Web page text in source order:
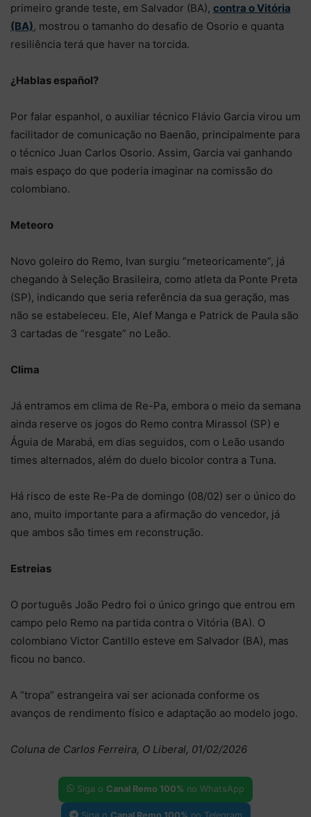
primeiro grande teste, em Salvador (BA), contra o Vitória
(BA), mostrou o tamanho do desafio de Osorio e quanta
resiliência terá que haver na torcida.
¿Hablas español?
Por falar espanhol, o auxiliar técnico Flávio Garcia virou um
facilitador de comunicação no Baenão, principalmente para
o técnico Juan Carlos Osorio. Assim, Garcia vai ganhando
mais espaço do que poderia imaginar na comissão do
colombiano.
Meteoro
Novo goleiro do Remo, Ivan surgiu “meteoricamente”, já
chegando à Seleção Brasileira, como atleta da Ponte Preta
(SP), indicando que seria referência da sua geração, mas
não se estabeleceu. Ele, Alef Manga e Patrick de Paula são
3 cartadas de “resgate” no Leão.
Clima
Já entramos em clima de Re-Pa, embora o meio da semana
ainda reserve os jogos do Remo contra Mirassol (SP) e
Águia de Marabá, em dias seguidos, com o Leão usando
times alternados, além do duelo bicolor contra a Tuna.
Há risco de este Re-Pa de domingo (08/02) ser o único do
ano, muito importante para a afirmação do vencedor, já
que ambos são times em reconstrução.
Estreias
O português João Pedro foi o único gringo que entrou em
campo pelo Remo na partida contra o Vitória (BA). O
colombiano Victor Cantillo esteve em Salvador (BA), mas
ficou no banco.
A “tropa” estrangeira vai ser acionada conforme os
avanços de rendimento físico e adaptação ao modelo jogo.
Coluna de Carlos Ferreira, O Liberal, 01/02/2026
Siga o Canal Remo 100% no WhatsApp